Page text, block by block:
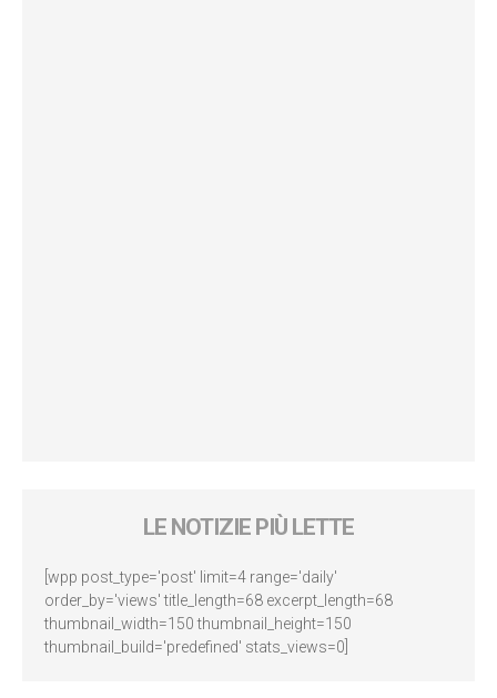
LE NOTIZIE PIÙ LETTE
[wpp post_type='post' limit=4 range='daily'
order_by='views' title_length=68 excerpt_length=68
thumbnail_width=150 thumbnail_height=150
thumbnail_build='predefined' stats_views=0]